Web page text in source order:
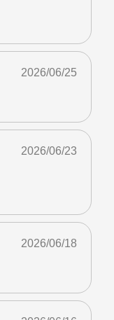
2026/06/25
2026/06/23
2026/06/18